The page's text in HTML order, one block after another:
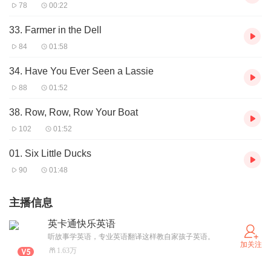
78 00:22
33. Farmer in the Dell
84 01:58
34. Have You Ever Seen a Lassie
88 01:52
38. Row, Row, Row Your Boat
102 01:52
01. Six Little Ducks
90 01:48
主播信息
英卡通快乐英语
听故事学英语，专业英语翻译这样教自家孩子英语。
1.63万
加关注